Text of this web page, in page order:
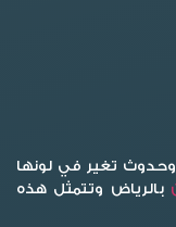
وحدوث تغير في لونها
بالرياض وتتمثل هذه